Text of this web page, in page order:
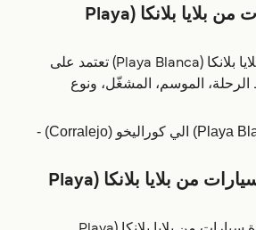
كم تكلفة العبارات من بلايا بلانكا (Playa
أسعار العبارات من بلايا بلانكا (Playa Blanca) تعتمد على
الموسم، المشغّل، ونوع
بلايا بلانكا (Playa Blanca) الي كوراليخو (Corralejo) -
هل يوجد عبّارة سيارات من بلايا بلانكا (Playa